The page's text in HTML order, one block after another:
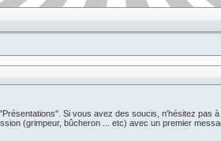
Si vous avez des soucis, n'hésitez pas à
(grimpeur, bûcheron ... etc) avec un premier